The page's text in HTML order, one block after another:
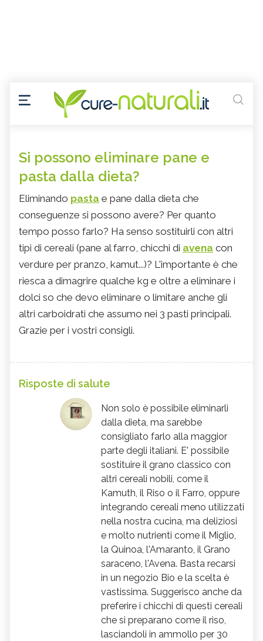
Si possono eliminare pane e
pasta dalla dieta?
Eliminando pasta e pane dalla dieta che
conseguenze si possono avere? Per quanto
tempo posso farlo? Ha senso sostituirli con altri
tipi di cereali (pane al farro, chicchi di avena con
verdure per pranzo, kamut...)? L'importante è che
riesca a dimagrire qualche kg e oltre a eliminare i
dolci so che devo eliminare o limitare anche gli
altri carboidrati che assumo nei 3 pasti principali.
Grazie per i vostri consigli.
Risposte di salute
Non solo è possibile eliminarli
dalla dieta, ma sarebbe
consigliato farlo alla maggior
parte degli italiani. E' possibile
sostituire il grano classico con
altri cereali nobili, come il
Kamuth, il Riso o il Farro, oppure
integrando cereali meno utilizzati
nella nostra cucina, ma deliziosi
e molto nutrienti come il Miglio,
la Quinoa, l'Amaranto, il Grano
saraceno, l'Avena. Basta recarsi
in un negozio Bio e la scelta è
vastissima. Suggerisco anche da
preferire i chicchi di questi cereali
che si preparano come il riso,
lasciandoli in ammollo per 30